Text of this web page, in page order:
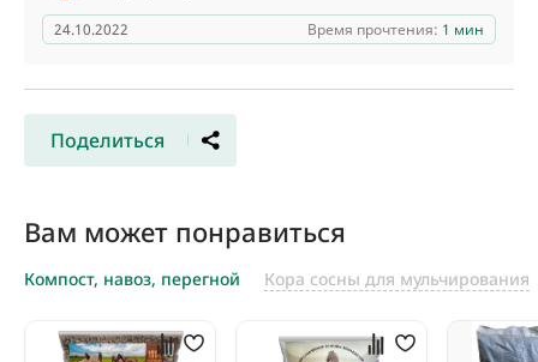
24.10.2022
Время прочтения: 1 мин
Поделиться
Вам может понравиться
Компост, навоз, перегной Кора сосны для мульчирования